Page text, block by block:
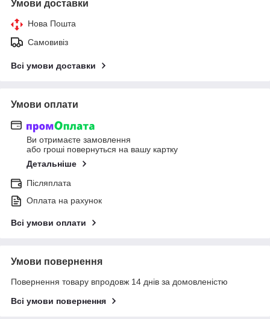
Умови доставки
Нова Пошта
Самовивіз
Всі умови доставки
Умови оплати
Ви отримаєте замовлення
або гроші повернуться на вашу картку
Детальніше
Післяплата
Оплата на рахунок
Всі умови оплати
Умови повернення
Повернення товару впродовж 14 днів за домовленістю
Всі умови повернення